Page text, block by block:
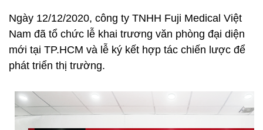
Ngày 12/12/2020, công ty TNHH Fuji Medical Việt
Nam đã tổ chức lễ khai trương văn phòng đại diện
mới tại TP.HCM và lễ ký kết hợp tác chiến lược để
phát triển thị trường.